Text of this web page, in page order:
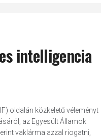
intelligencia
oldalán közkeletű véleményt
az Egyesült Államok
vaklárma azzal riogatni,